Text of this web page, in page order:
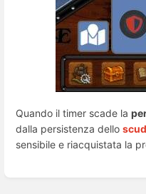
Quando il timer scade la
dalla persistenza dello
sensibile e riacquistata la